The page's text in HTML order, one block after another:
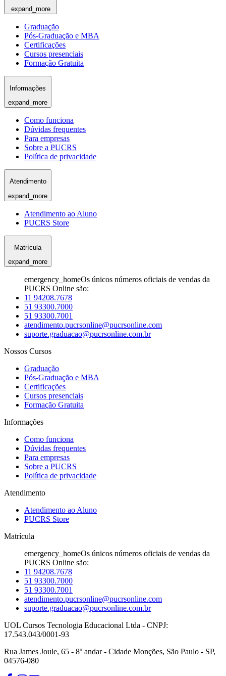
expand_more
Graduação
Pós-Graduação e MBA
Certificações
Cursos presenciais
Formação Gratuita
Informações
expand_more
Como funciona
Dúvidas frequentes
Para empresas
Sobre a PUCRS
Política de privacidade
Atendimento
expand_more
Atendimento ao Aluno
PUCRS Store
Matrícula
expand_more
emergency_homeOs únicos números oficiais de vendas da
PUCRS Online são:
11 94208.7678
51 93300.7000
51 93300.7001
atendimento.pucrsonline@pucrsonline.com
suporte.graduacao@pucrsonline.com.br
Nossos Cursos
Graduação
Pós-Graduação e MBA
Certificações
Cursos presenciais
Formação Gratuita
Informações
Como funciona
Dúvidas frequentes
Para empresas
Sobre a PUCRS
Política de privacidade
Atendimento
Atendimento ao Aluno
PUCRS Store
Matrícula
emergency_homeOs únicos números oficiais de vendas da
PUCRS Online são:
11 94208.7678
51 93300.7000
51 93300.7001
atendimento.pucrsonline@pucrsonline.com
suporte.graduacao@pucrsonline.com.br
UOL Cursos Tecnologia Educacional Ltda - CNPJ:
17.543.043/0001-93
Rua James Joule, 65 - 8º andar - Cidade Monções, São Paulo - SP,
04576-080